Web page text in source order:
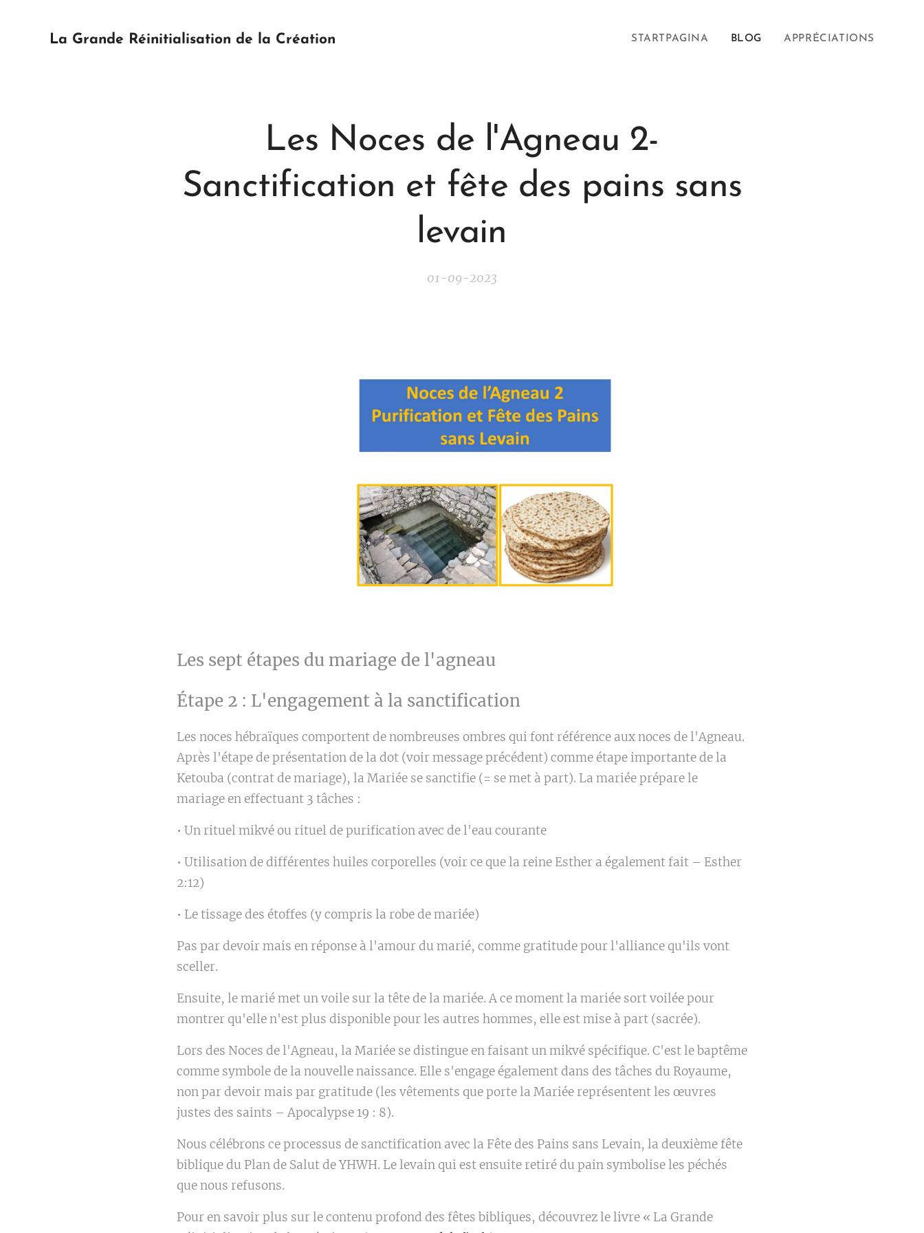
La Grande Réinitialisation de la Création STARTPAGINA BLOG APPRÉCIATIONS
Les Noces de l'Agneau 2-
Sanctification et fête des pains sans
levain
01-09-2023
Les sept étapes du mariage de l'agneau
Étape 2 : L'engagement à la sanctification
Les noces hébraïques comportent de nombreuses ombres qui font référence aux noces de l'Agneau.
Après l'étape de présentation de la dot (voir message précédent) comme étape importante de la
Ketouba (contrat de mariage), la Mariée se sanctifie (= se met à part). La mariée prépare le
mariage en effectuant 3 tâches :
• Un rituel mikvé ou rituel de purification avec de l'eau courante
• Utilisation de différentes huiles corporelles (voir ce que la reine Esther a également fait – Esther
2:12)
• Le tissage des étoffes (y compris la robe de mariée)
Pas par devoir mais en réponse à l'amour du marié, comme gratitude pour l'alliance qu'ils vont
sceller.
Ensuite, le marié met un voile sur la tête de la mariée. A ce moment la mariée sort voilée pour
montrer qu'elle n'est plus disponible pour les autres hommes, elle est mise à part (sacrée).
Lors des Noces de l'Agneau, la Mariée se distingue en faisant un mikvé spécifique. C'est le baptême
comme symbole de la nouvelle naissance. Elle s'engage également dans des tâches du Royaume,
non par devoir mais par gratitude (les vêtements que porte la Mariée représentent les œuvres
justes des saints – Apocalypse 19 : 8).
Nous célébrons ce processus de sanctification avec la Fête des Pains sans Levain, la deuxième fête
biblique du Plan de Salut de YHWH. Le levain qui est ensuite retiré du pain symbolise les péchés
que nous refusons.
Pour en savoir plus sur le contenu profond des fêtes bibliques, découvrez le livre « La Grande